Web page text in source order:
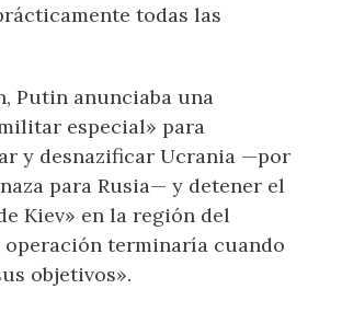
todas las
Putin anunciaba una
especial» para
y desnazificar Ucrania —por
para Rusia— y detener el
Kiev» en la región del
operación terminaría cuando
objetivos».